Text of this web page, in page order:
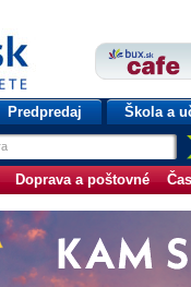
Predpredaj Škola a
Doprava a poštovné